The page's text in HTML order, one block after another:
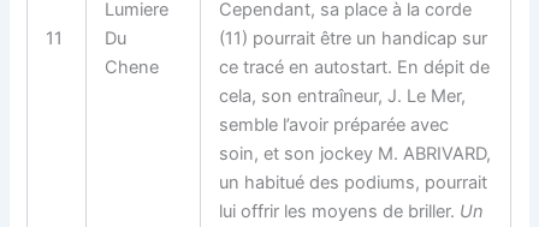
11
Lumiere
Du
Chene
Cependant, sa place à la corde
(11) pourrait être un handicap sur
ce tracé en autostart. En dépit de
cela, son entraîneur, J. Le Mer,
semble l’avoir préparée avec
soin, et son jockey M. ABRIVARD,
un habitué des podiums, pourrait
lui offrir les moyens de briller. Un